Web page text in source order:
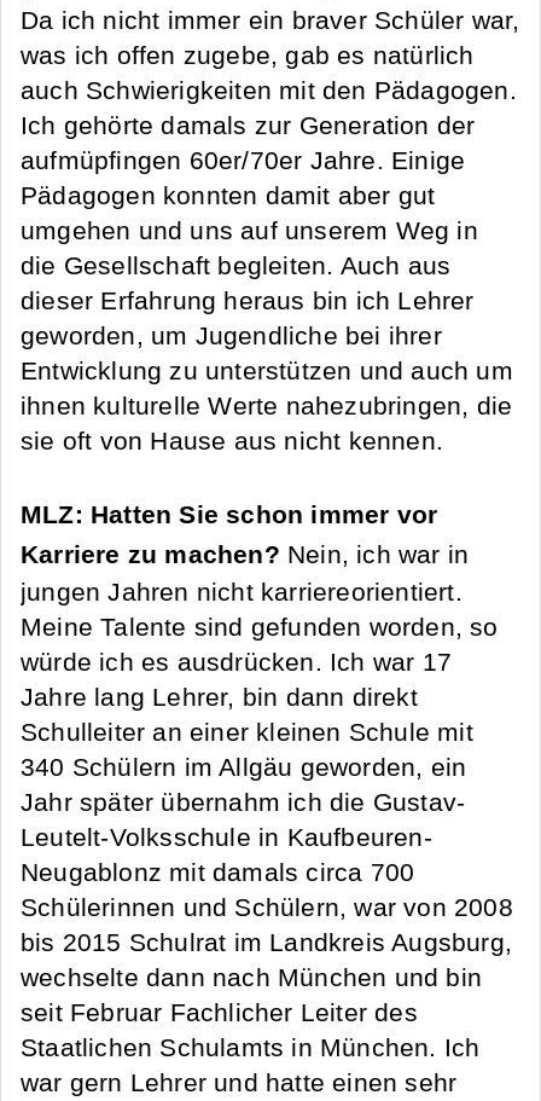
Da ich nicht immer ein braver Schüler war,
was ich offen zugebe, gab es natürlich
auch Schwierigkeiten mit den Pädagogen.
Ich gehörte damals zur Generation der
aufmüpfingen 60er/70er Jahre. Einige
Pädagogen konnten damit aber gut
umgehen und uns auf unserem Weg in
die Gesellschaft begleiten. Auch aus
dieser Erfahrung heraus bin ich Lehrer
geworden, um Jugendliche bei ihrer
Entwicklung zu unterstützen und auch um
ihnen kulturelle Werte nahezubringen, die
sie oft von Hause aus nicht kennen.
MLZ: Hatten Sie schon immer vor
Karriere zu machen? Nein, ich war in
jungen Jahren nicht karriereorientiert.
Meine Talente sind gefunden worden, so
würde ich es ausdrücken. Ich war 17
Jahre lang Lehrer, bin dann direkt
Schulleiter an einer kleinen Schule mit
340 Schülern im Allgäu geworden, ein
Jahr später übernahm ich die Gustav-
Leutelt-Volksschule in Kaufbeuren-
Neugablonz mit damals circa 700
Schülerinnen und Schülern, war von 2008
bis 2015 Schulrat im Landkreis Augsburg,
wechselte dann nach München und bin
seit Februar Fachlicher Leiter des
Staatlichen Schulamts in München. Ich
war gern Lehrer und hatte einen sehr